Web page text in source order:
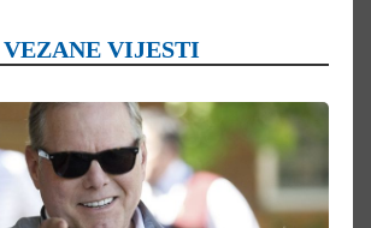
VEZANE VIJESTI